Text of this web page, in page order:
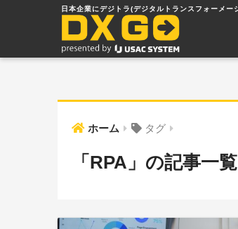
ホーム タグ
「RPA」の記事一覧